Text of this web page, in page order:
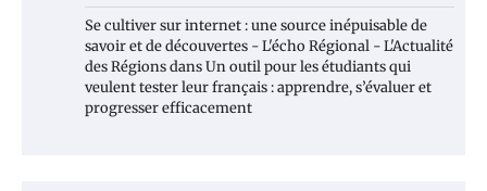
Se cultiver sur internet : une source inépuisable de
savoir et de découvertes - L'écho Régional - L'Actualité
des RégionsdansUn outil pour les étudiants qui
veulent tester leur français : apprendre, s’évaluer et
progresser efficacement